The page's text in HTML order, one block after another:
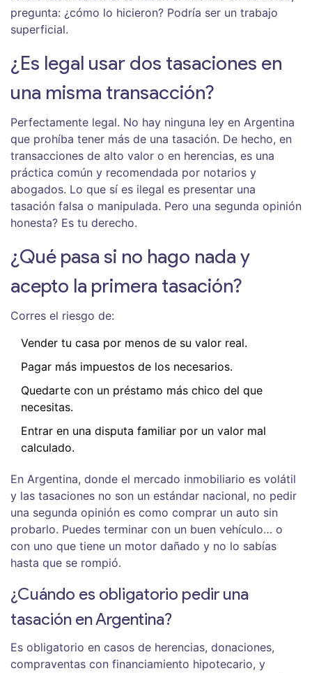
pregunta: ¿cómo lo hicieron? Podría ser un trabajo
superficial.
¿Es legal usar dos tasaciones en
una misma transacción?
Perfectamente legal. No hay ninguna ley en Argentina
que prohíba tener más de una tasación. De hecho, en
transacciones de alto valor o en herencias, es una
práctica común y recomendada por notarios y
abogados. Lo que sí es ilegal es presentar una
tasación falsa o manipulada. Pero una segunda opinión
honesta? Es tu derecho.
¿Qué pasa si no hago nada y
acepto la primera tasación?
Corres el riesgo de:
Vender tu casa por menos de su valor real.
Pagar más impuestos de los necesarios.
Quedarte con un préstamo más chico del que
necesitas.
Entrar en una disputa familiar por un valor mal
calculado.
En Argentina, donde el mercado inmobiliario es volátil
y las tasaciones no son un estándar nacional, no pedir
una segunda opinión es como comprar un auto sin
probarlo. Puedes terminar con un buen vehículo… o
con uno que tiene un motor dañado y no lo sabías
hasta que se rompió.
¿Cuándo es obligatorio pedir una
tasación en Argentina?
Es obligatorio en casos de herencias, donaciones,
compraventas con financiamiento hipotecario, y